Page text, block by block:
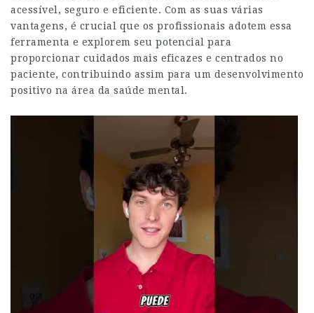
acessível, seguro e eficiente. Com as suas várias
vantagens, é crucial que os profissionais adotem essa
ferramenta e explorem seu potencial para
proporcionar cuidados mais eficazes e centrados no
paciente, contribuindo assim para um desenvolvimento
positivo na área da saúde mental.